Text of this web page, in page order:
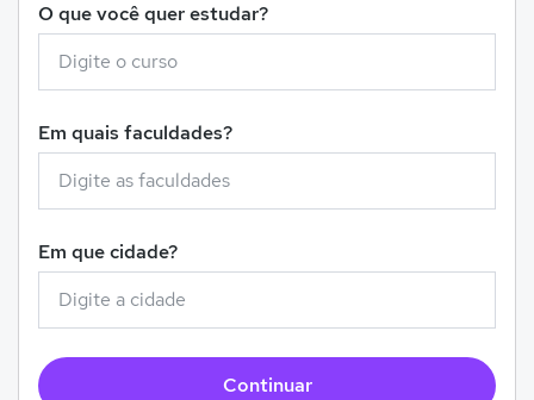
O que você quer estudar?
Em quais faculdades?
Em que cidade?
Continuar